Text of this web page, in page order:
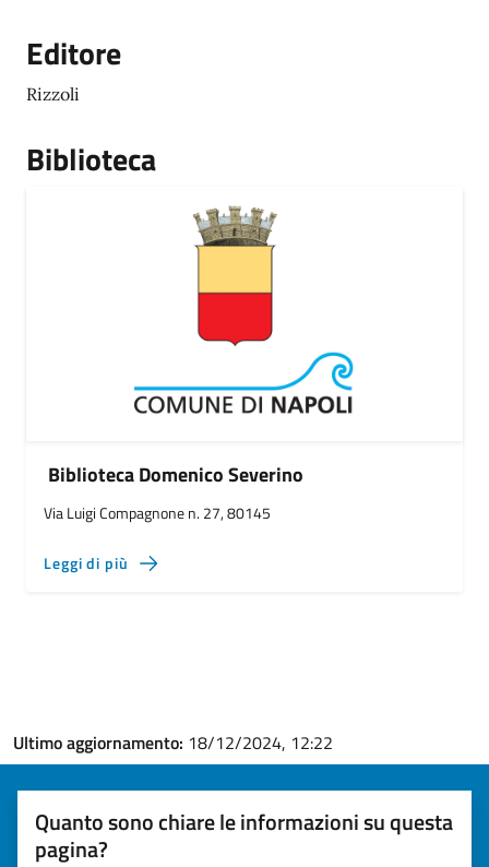
Editore
Rizzoli
Biblioteca
Biblioteca Domenico Severino
Via Luigi Compagnone n. 27, 80145
Leggi di più
Ultimo aggiornamento: 18/12/2024, 12:22
Quanto sono chiare le informazioni su questa
pagina?